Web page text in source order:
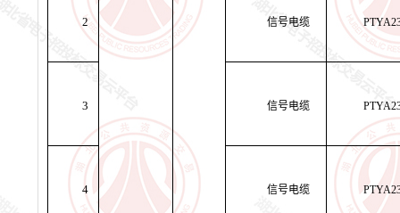
2 信号电缆
3 信号电缆
4 信号电缆